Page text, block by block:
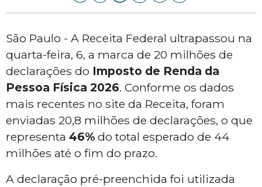
São Paulo - A Receita Federal ultrapassou na
quarta-feira, 6, a marca de 20 milhões de
declarações do Imposto de Renda da
Pessoa Física 2026. Conforme os dados
mais recentes no site da Receita, foram
enviadas 20,8 milhões de declarações, o que
representa 46% do total esperado de 44
milhões até o fim do prazo.
A declaração pré-preenchida foi utilizada